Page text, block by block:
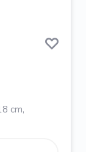
cm,